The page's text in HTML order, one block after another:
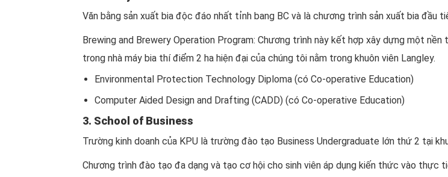
Văn bằng sản xuất bia độc đáo nhất tỉnh bang BC và là chương trình sản xuất bia đầu
Brewing and Brewery Operation Program: Chương trình này kết hợp xây dựng một
trong nhà máy bia thí điểm 2 ha hiện đại của chúng tôi nằm trong khuôn viên Langley.
Environmental Protection Technology Diploma (có Co-operative Education)
Computer Aided Design and Drafting (CADD) (có Co-operative Education)
3. School of Business
Trường kinh doanh của KPU là trường đào tạo Business Undergraduate lớn thứ 2 tại
Chương trình đào tạo đa dạng và tạo cơ hội cho sinh viên áp dụng kiến thức vào